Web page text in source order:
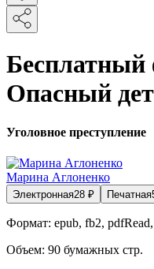
Бесплатный
Опасный
Уголовное преступление
Марина Аглоненко
Электронная28 ₽ Печатная
Формат: epub, fb2,
Объем: 90 бумажных стр.